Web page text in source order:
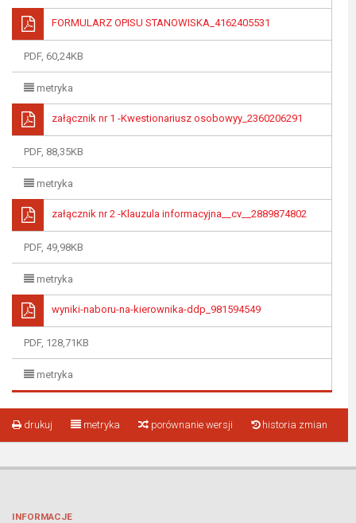
FORMULARZ OPISU STANOWISKA_4162405531
PDF, 60,24KB
metryka
załącznik nr 1 -Kwestionariusz osobowyy_2360206291
PDF, 88,35KB
metryka
załącznik nr 2 -Klauzula informacyjna__cv__2889874802
PDF, 49,98KB
metryka
wyniki-naboru-na-kierownika-ddp_981594549
PDF, 128,71KB
metryka
drukuj metryka porównanie wersji historia zmian
INFORMACJE